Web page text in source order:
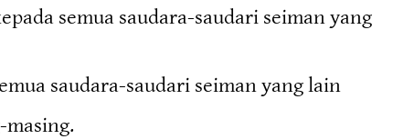
semua saudara-saudari seiman yang
saudara-saudari seiman yang lain